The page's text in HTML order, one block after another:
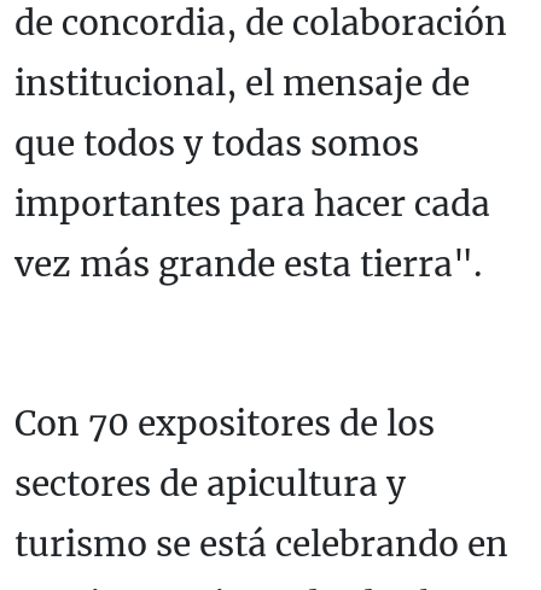
de concordia, de colaboración
institucional, el mensaje de
que todos y todas somos
importantes para hacer cada
vez más grande esta tierra".
Con 70 expositores de los
sectores de apicultura y
turismo se está celebrando en